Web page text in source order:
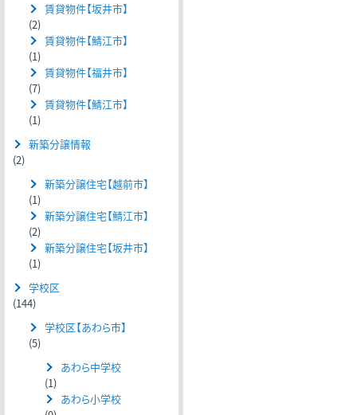
賃貸物件【坂井市】
(2)
賃貸物件【鯖江市】
(1)
賃貸物件【福井市】
(7)
賃貸物件【鯖江市】
(1)
新築分譲情報
(2)
新築分譲住宅【越前市】
(1)
新築分譲住宅【鯖江市】
(2)
新築分譲住宅【坂井市】
(1)
学校区
(144)
学校区【あわら市】
(5)
あわら中学校
(1)
あわら小学校